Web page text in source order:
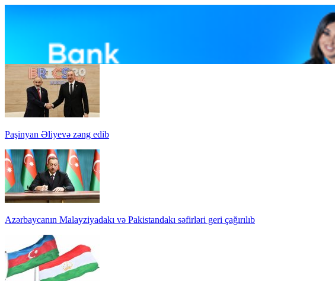
Paşinyan Əliyevə zəng edib
Azərbaycanın Malayziyadakı və Pakistandakı səfirləri geri çağırılıb